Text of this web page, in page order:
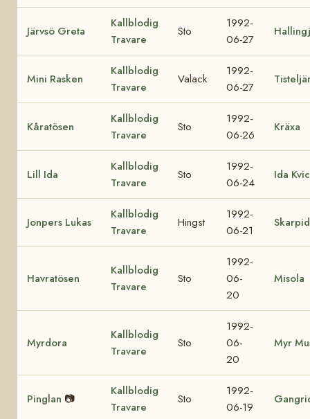
Järvsö Greta
Kallblodig
Travare
Sto
1992-
06-27
Mini Rasken
Kallblodig
Travare
Valack
1992-
06-27
Kåratösen
Kallblodig
Travare
Sto
1992-
06-26
Kräxa
Lill Ida
Kallblodig
Travare
Sto
1992-
06-24
Ida
Jonpers Lukas
Kallblodig
Travare
Hingst
1992-
06-21
Havratösen
Kallblodig
Travare
Sto
1992-
06-
20
Misola
Myrdora
Kallblodig
Travare
Sto
1992-
06-
20
Myr
Pinglan 📷
Kallblodig
Travare
Sto
1992-
06-19